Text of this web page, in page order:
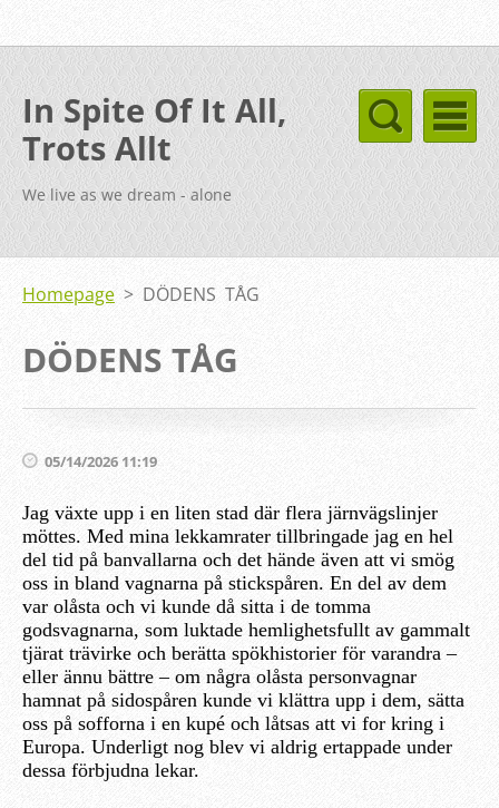
In Spite Of It All,
Trots Allt
We live as we dream - alone
Homepage > DÖDENS TÅG
DÖDENS TÅG
05/14/2026 11:19
Jag växte upp i en liten stad där flera järnvägslinjer
möttes. Med mina lekkamrater tillbringade jag en hel
del tid på banvallarna och det hände även att vi smög
oss in bland vagnarna på stickspåren. En del av dem
var olåsta och vi kunde då sitta i de tomma
godsvagnarna, som luktade hemlighetsfullt av gammalt
tjärat trävirke och berätta spökhistorier för varandra –
eller ännu bättre – om några olåsta personvagnar
hamnat på sidospåren kunde vi klättra upp i dem, sätta
oss på sofforna i en kupé och låtsas att vi for kring i
Europa. Underligt nog blev vi aldrig ertappade under
dessa förbjudna lekar.